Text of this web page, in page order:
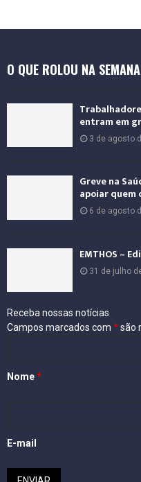
O QUE ROLOU NA SEMANA
entram em
3 de agosto
Greve na
apoiar quem
6 de agosto
EMTHOS –
31 de julho
Receba nossas notícias
Campos marcados com *são
Nome*
E-mail